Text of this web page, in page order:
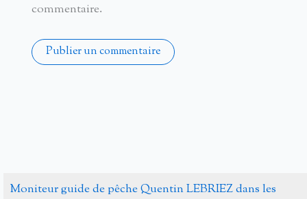
commentaire.
Moniteur guide de pêche Quentin LEBRIEZ dans les